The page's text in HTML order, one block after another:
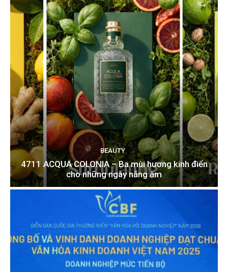
BEAUTY
4711 ACQUA COLONIA – Ba mùi hương kinh điển
cho những ngày nắng ấm